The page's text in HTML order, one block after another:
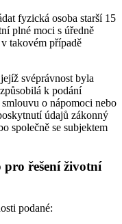
fyzická osoba starší 15
plné moci s úředně
takovém případě
svéprávnost byla
k podání
o nápomoci nebo
údajů zákonný
společně se subjektem
řešení životní
podané: